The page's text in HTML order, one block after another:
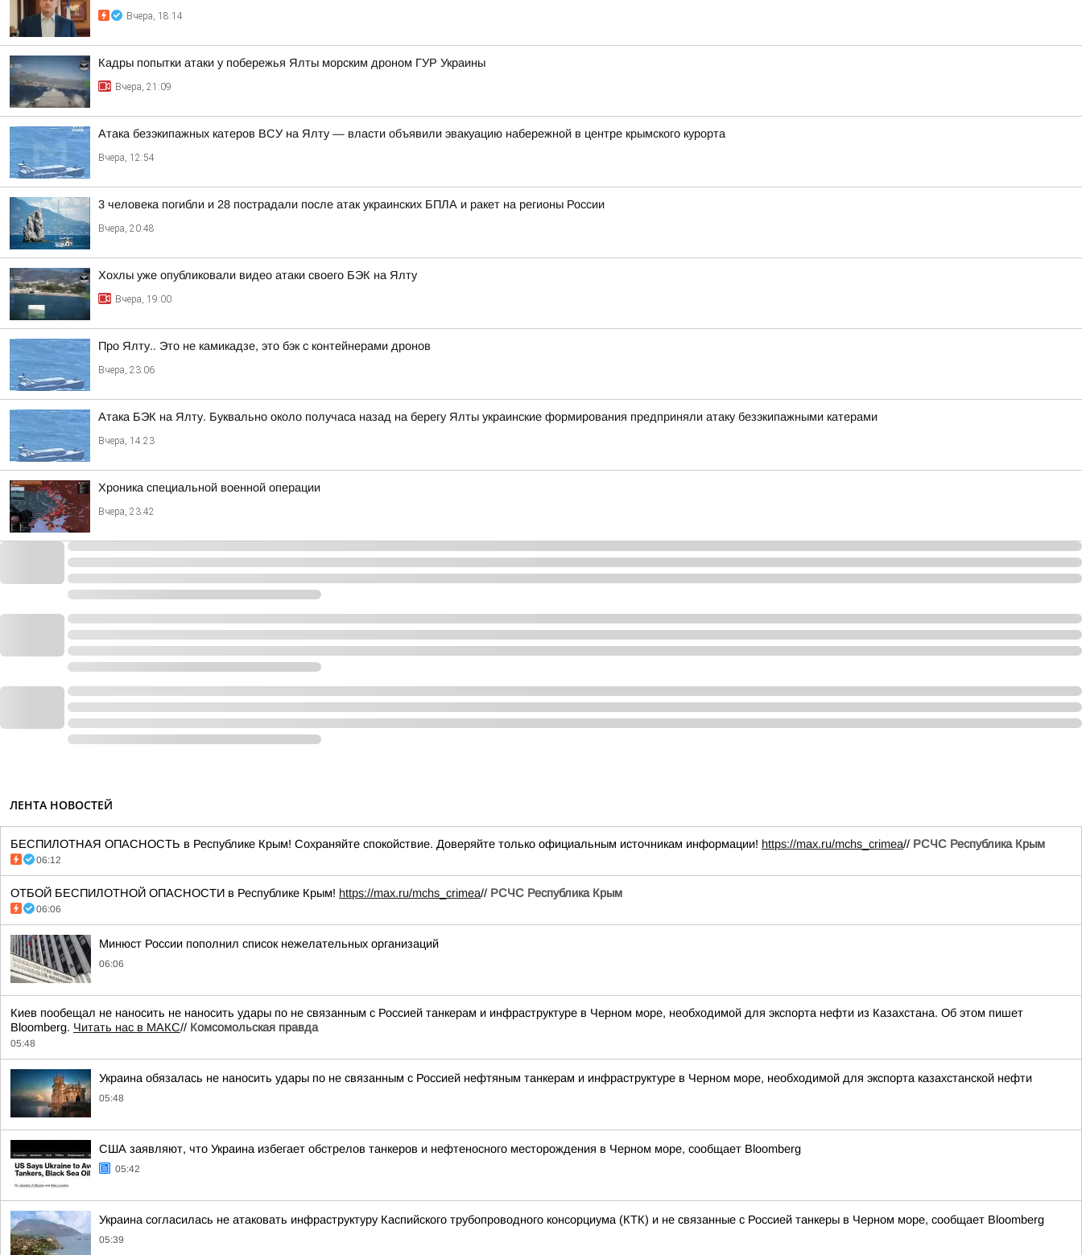
Вчера, 18:14
Кадры попытки атаки у побережья Ялты морским дроном ГУР Украины
Вчера, 21:09
Атака безэкипажных катеров ВСУ на Ялту — власти объявили эвакуацию набережной в центре крымского курорта
Вчера, 12:54
3 человека погибли и 28 пострадали после атак украинских БПЛА и ракет на регионы России
Вчера, 20:48
Хохлы уже опубликовали видео атаки своего БЭК на Ялту
Вчера, 19:00
Про Ялту.. Это не камикадзе, это бэк с контейнерами дронов
Вчера, 23:06
Атака БЭК на Ялту. Буквально около получаса назад на берегу Ялты украинские формирования предприняли атаку безэкипажными катерами
Вчера, 14:23
Хроника специальной военной операции
Вчера, 23:42
ЛЕНТА НОВОСТЕЙ
БЕСПИЛОТНАЯ ОПАСНОСТЬ в Республике Крым! Сохраняйте спокойствие. Доверяйте только официальным источникам информации! https://max.ru/mchs_crimea// РСЧС Республика Крым
06:12
ОТБОЙ БЕСПИЛОТНОЙ ОПАСНОСТИ в Республике Крым! https://max.ru/mchs_crimea// РСЧС Республика Крым
06:06
Минюст России пополнил список нежелательных организаций
06:06
Киев пообещал не наносить не наносить удары по не связанным с Россией танкерам и инфраструктуре в Черном море, необходимой для экспорта нефти из Казахстана. Об этом пишет
Bloomberg. Читать нас в МАКС// Комсомольская правда
05:48
Украина обязалась не наносить удары по не связанным с Россией нефтяным танкерам и инфраструктуре в Черном море, необходимой для экспорта казахстанской нефти
05:48
США заявляют, что Украина избегает обстрелов танкеров и нефтеносного месторождения в Черном море, сообщает Bloomberg
05:42
Украина согласилась не атаковать инфраструктуру Каспийского трубопроводного консорциума (КТК) и не связанные с Россией танкеры в Черном море, сообщает Bloomberg
05:39